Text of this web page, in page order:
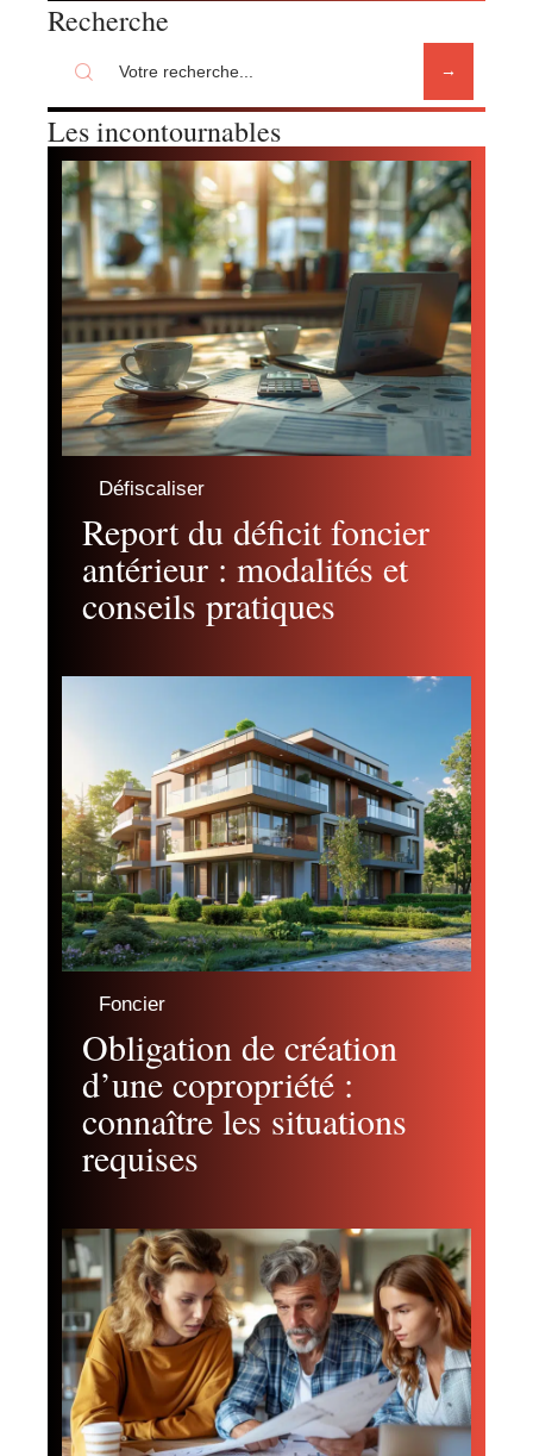
Recherche
Les incontournables
Défiscaliser
Report du déficit foncier
antérieur : modalités et
conseils pratiques
Foncier
Obligation de création
d’une copropriété :
connaître les situations
requises